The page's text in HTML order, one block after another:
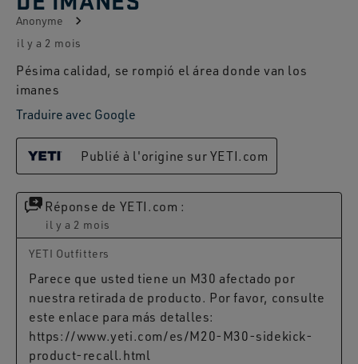
Anonyme
il y a 2 mois
Pésima calidad, se rompió el área donde van los
imanes
Traduire avec Google
Publié à l'origine sur YETI.com
Réponse de YETI.com :
il y a 2 mois
YETI Outfitters
Parece que usted tiene un M30 afectado por
nuestra retirada de producto. Por favor, consulte
este enlace para más detalles:
https://www.yeti.com/es/M20-M30-sidekick-
product-recall.html